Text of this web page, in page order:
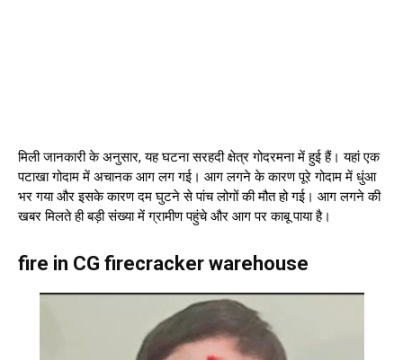
मिली जानकारी के अनुसार, यह घटना सरहदी क्षेत्र गोदरमना में हुई हैं। यहां एक
पटाखा गोदाम में अचानक आग लग गई। आग लगने के कारण पूरे गोदाम में धुंआ
भर गया और इसके कारण दम घुटने से पांच लोगों की मौत हो गई। आग लगने की
खबर मिलते ही बड़ी संख्या में ग्रामीण पहुंचे और आग पर काबू पाया है।
fire in CG firecracker warehouse